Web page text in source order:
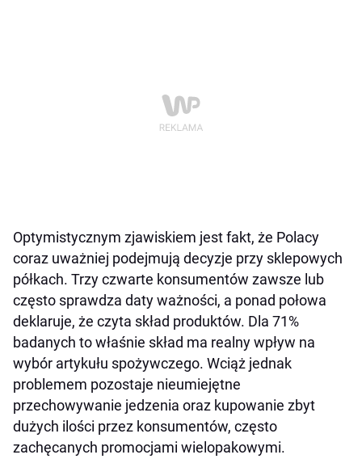
Optymistycznym zjawiskiem jest fakt, że Polacy
coraz uważniej podejmują decyzje przy sklepowych
półkach. Trzy czwarte konsumentów zawsze lub
często sprawdza daty ważności, a ponad połowa
deklaruje, że czyta skład produktów. Dla 71%
badanych to właśnie skład ma realny wpływ na
wybór artykułu spożywczego. Wciąż jednak
problemem pozostaje nieumiejętne
przechowywanie jedzenia oraz kupowanie zbyt
dużych ilości przez konsumentów, często
zachęcanych promocjami wielopakowymi.